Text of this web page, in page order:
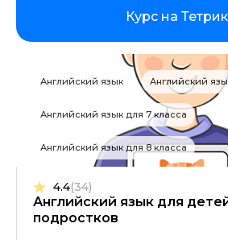
Курс на
Английский язык Английский
Английский язык для 7 класса
Английский язык для 8 класса
Английский язык для
подростков
4.4(34)